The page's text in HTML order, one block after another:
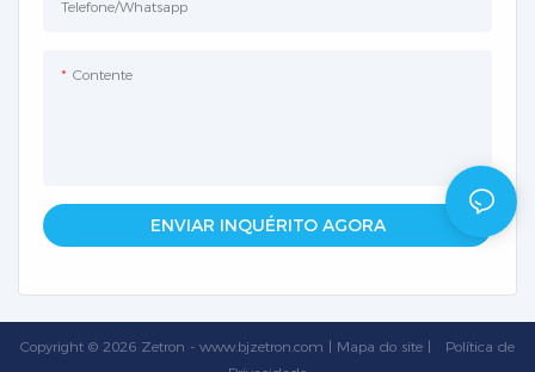
Telefone/whatsapp
Contente
ENVIAR INQUÉRITO AGORA
Copyright © 2026 Zetron - www.bjzetron.com | Mapa do site | Política de